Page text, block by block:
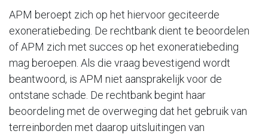
APM beroept zich op het hiervoor geciteerde
exoneratiebeding. De rechtbank dient te beoordelen
of APM zich met succes op het exoneratiebeding
mag beroepen. Als die vraag bevestigend wordt
beantwoord, is APM niet aansprakelijk voor de
ontstane schade. De rechtbank begint haar
beoordeling met de overweging dat het gebruik van
terreinborden met daarop uitsluitingen van